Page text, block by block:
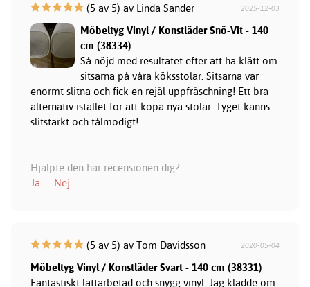
(5 av 5) av Linda Sander 2025-12-03
Möbeltyg Vinyl / Konstläder Snö-Vit - 140
cm (38334)
Så nöjd med resultatet efter att ha klätt om
sitsarna på våra köksstolar. Sitsarna var
enormt slitna och fick en rejäl uppfräschning! Ett bra
alternativ istället för att köpa nya stolar. Tyget känns
slitstarkt och tålmodigt!
Hjälpte den här recensionen dig?
Ja
Nej
(5 av 5) av Tom Davidsson 2020-05-04
Möbeltyg Vinyl / Konstläder Svart - 140 cm (38331)
Fantastiskt lättarbetad och snygg vinyl. Jag klädde om